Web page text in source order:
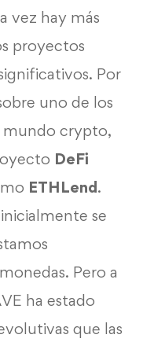
vez hay más
proyectos
Por
uno de los
mundo crypto,
DeFi
ETHLend.
se
Pero a
ha estado
que las